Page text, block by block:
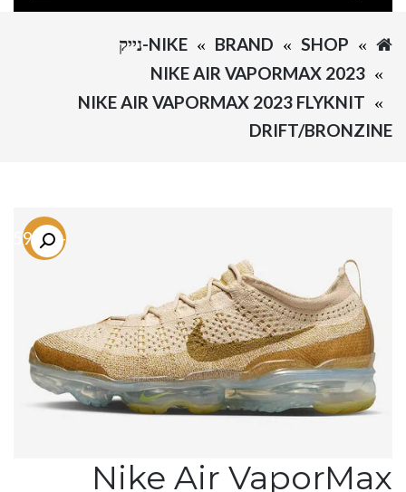
SHOP
BRAND
NIKE-נייק
NIKE AIR VAPORMAX 2023
NIKE AIR VAPORMAX 2023 FLYKNIT
DRIFT/BRONZINE
-59.3%
Nike Air VaporMax